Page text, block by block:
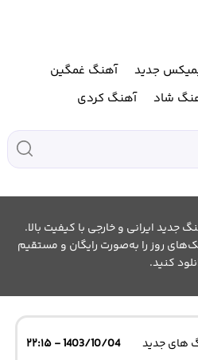
جدید
آهنگ غمگین
شاد آهنگ کردی
ایرانی و خارجی با کیفیت بالا.
روز را به‌صورت رایگان و مستقیم
کنید.
های جدید 1403/10/04 - ۲۲:۱۵